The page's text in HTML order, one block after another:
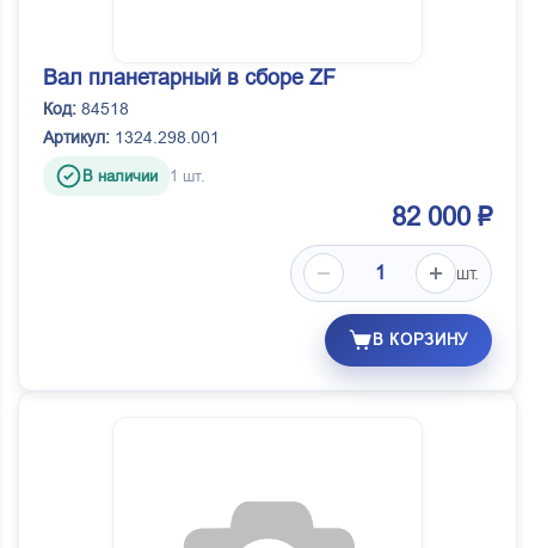
Вал планетарный в сборе ZF
Код: 84518
Артикул: 1324.298.001
В наличии 1 шт.
82 000 ₽
шт.
В КОРЗИНУ